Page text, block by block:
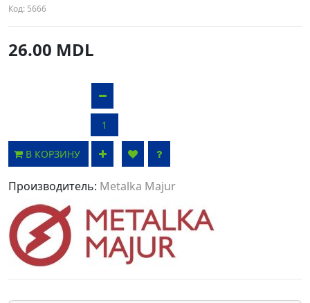
Код: 5666
26.00 MDL
В КОРЗИНУ
Производитель: Metalka Majur